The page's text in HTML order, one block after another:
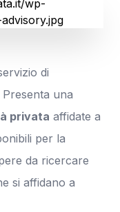
di
una
privata affidate a
per la
da ricercare
si affidano a